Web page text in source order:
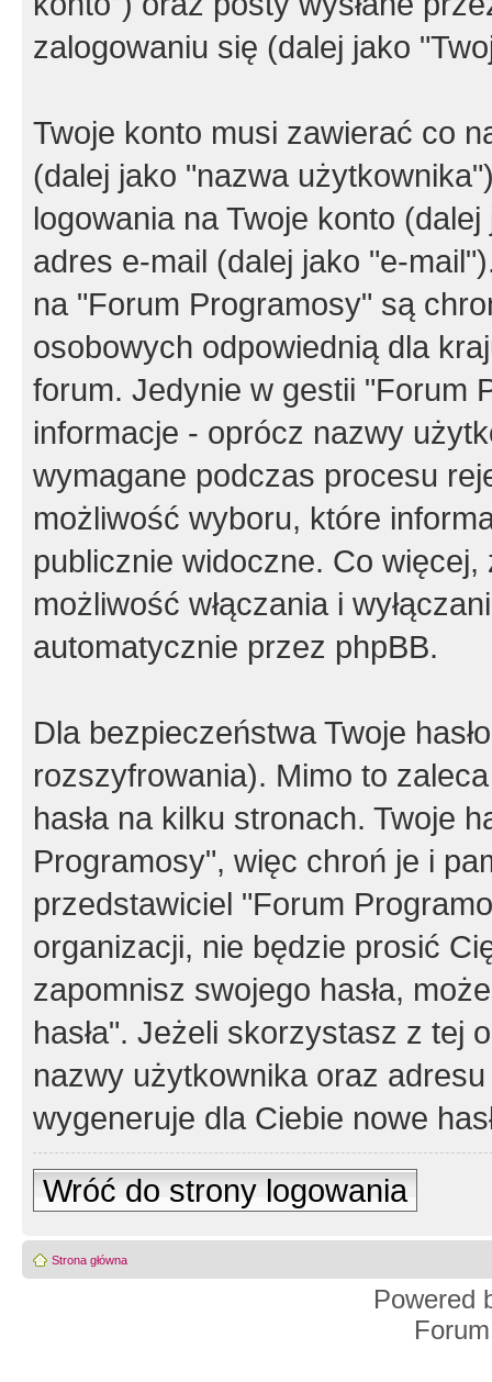
zalogowaniu się (dalej jako
Twoje konto musi zawierać co
(dalej jako "nazwa
logowania na Twoje konto
adres e-mail (dalej jako "e-
na "Forum Programosy" są
osobowych odpowiednią dla
forum. Jedynie w gestii "Forum
informacje - oprócz nazwy
wymagane podczas procesu
możliwość wyboru, które
publicznie widoczne. Co
możliwość włączania i
automatycznie przez phpBB.
Dla bezpieczeństwa Twoje
rozszyfrowania). Mimo to
hasła na kilku stronach. Twoje
Programosy", więc chroń je i
przedstawiciel "Forum
organizacji, nie będzie prosić
zapomnisz swojego hasła,
hasła". Jeżeli skorzystasz z tej
nazwy użytkownika oraz
wygeneruje dla Ciebie nowe
Wróć do strony logowania
Strona główna
Powered